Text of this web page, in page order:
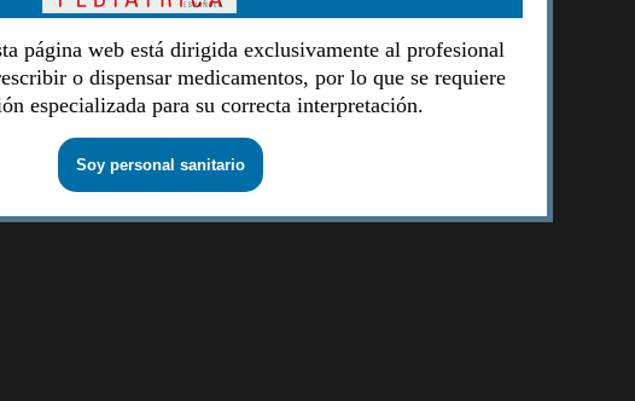
página web está dirigida exclusivamente al profesional
o dispensar medicamentos, por lo que se requiere
especializada para su correcta interpretación.
Soy personal sanitario